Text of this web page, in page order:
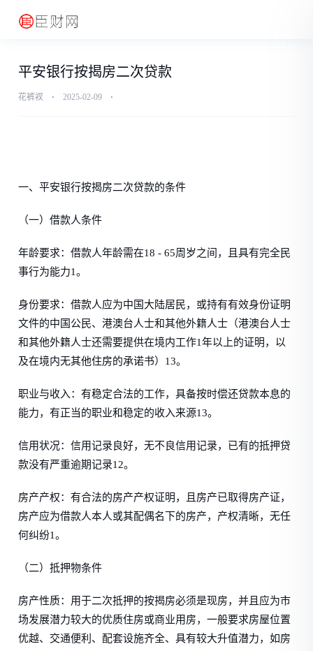
平安银行按揭房二次贷款
花裤衩 ⋅ 2025-02-09 ⋅
一、平安银行按揭房二次贷款的条件
（一）借款人条件
年龄要求：借款人年龄需在18 - 65周岁之间，且具有完全民
事行为能力1。
身份要求：借款人应为中国大陆居民，或持有有效身份证明
文件的中国公民、港澳台人士和其他外籍人士（港澳台人士
和其他外籍人士还需要提供在境内工作1年以上的证明，以
及在境内无其他住房的承诺书）13。
职业与收入：有稳定合法的工作，具备按时偿还贷款本息的
能力，有正当的职业和稳定的收入来源13。
信用状况：信用记录良好，无不良信用记录，已有的抵押贷
款没有严重逾期记录12。
房产产权：有合法的房产产权证明，且房产已取得房产证，
房产应为借款人本人或其配偶名下的房产，产权清晰，无任
何纠纷1。
（二）抵押物条件
房产性质：用于二次抵押的按揭房必须是现房，并且应为市
场发展潜力较大的优质住房或商业用房，一般要求房屋位置
优越、交通便利、配套设施齐全、具有较大升值潜力，如房